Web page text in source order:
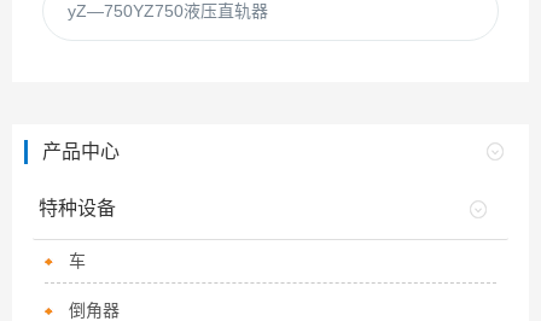
yZ—750YZ750液压直轨器
产品中心
特种设备
车
倒角器